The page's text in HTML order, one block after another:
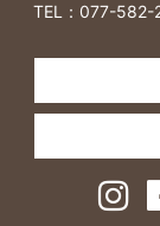
TEL： 077-582-